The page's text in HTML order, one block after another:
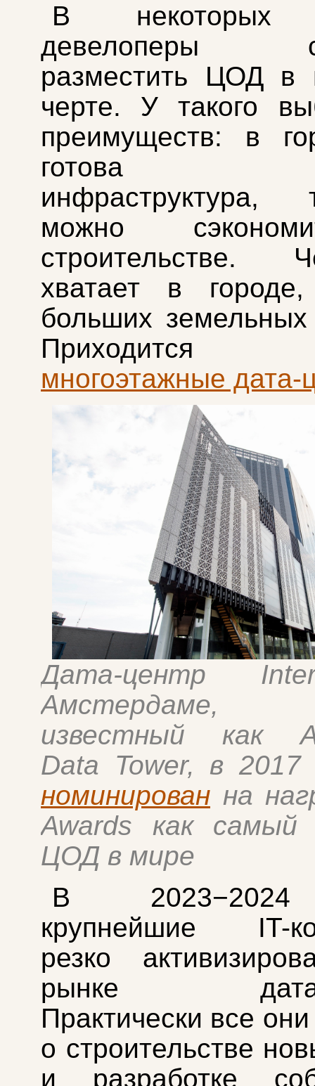
В некоторых
девелоперы
разместить ЦОД в
черте. У такого
преимуществ: в
готова
можно
строительстве.
хватает в
больших земельных
Приходится
многоэтажные дата-
Дата-центр
Амстердаме,
известный как
Data Tower, в
номинирован на
Awards как самый
ЦОД в мире
В
крупнейшие IT-
резко
рынке дата-
Практически все
о строительстве
и разработке